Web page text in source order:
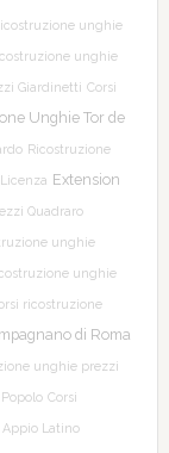
unghie
unghie
Giardinetti Corsi
Unghie Tor de
Ricostruzione
Extension
Quadraro
unghie
unghie
ricostruzione
di Roma
unghie prezzi
Corsi
Latino